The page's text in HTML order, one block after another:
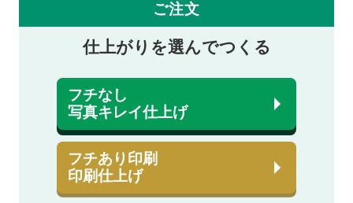
ご注文
仕上がりを選んでつくる
フチなし
写真キレイ仕上げ
フチあり印刷
印刷仕上げ